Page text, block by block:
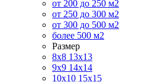
от 200 до 250 м2
от 250 до 300 м2
от 300 до 500 м2
более 500 м2
Размер
8х8 13х13
9х9 14х14
10х10 15х15